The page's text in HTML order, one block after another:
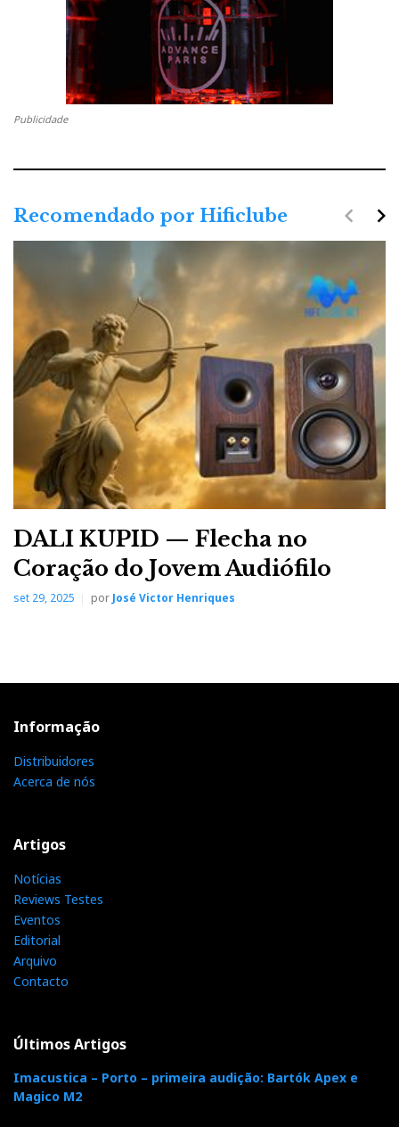
Publicidade
Recomendado por Hificlube
DALI KUPID — Flecha no
Coração do Jovem Audiófilo
set 29, 2025 porJosé Victor Henriques
navigate_next
navigate_before
Informação
Distribuidores
Acerca de nós
Artigos
Notícias
Reviews Testes
Eventos
Editorial
Arquivo
Contacto
Últimos Artigos
Imacustica – Porto – primeira audição: Bartók Apex e
Magico M2